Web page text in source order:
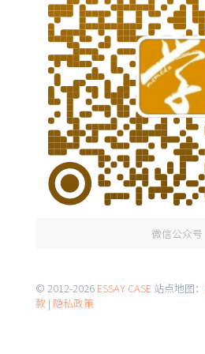
微信公众号
© 2012-2026 ESSAY CASE 站点地图：
款 | 隐私政策